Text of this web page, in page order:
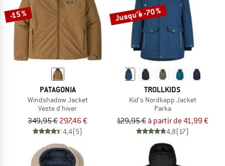
-15 %
PATAGONIA
Windshadow Jacket
Veste d'hiver
349,95 € 297,46 €
4,4(5)
Jusqu'à -70 %
TROLLKIDS
Kid's Nordkapp Jacket
Parka
129,95 € à partir de 41,99 €
4,8(17)